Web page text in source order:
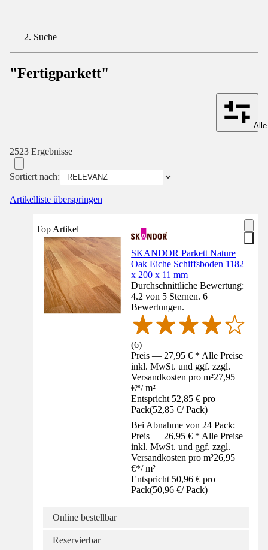
Suche
"Fertigparkett"
2523 Ergebnisse
Sortiert nach:
Artikelliste überspringen
Top Artikel
SKANDOR Parkett Nature
Oak Eiche Schiffsboden 1182
x 200 x 11 mm
Durchschnittliche Bewertung:
4.2 von 5 Sternen. 6
Bewertungen.
(6)
Preis — 27,95 € * Alle Preise
inkl. MwSt. und ggf. zzgl.
Versandkosten pro m²27,95
€*/ m²
Entspricht 52,85 € pro
Pack(52,85 €/ Pack)
Bei Abnahme von 24 Pack:
Preis — 26,95 € * Alle Preise
inkl. MwSt. und ggf. zzgl.
Versandkosten pro m²26,95
€*/ m²
Entspricht 50,96 € pro
Pack(50,96 €/ Pack)
Online bestellbar
Reservierbar